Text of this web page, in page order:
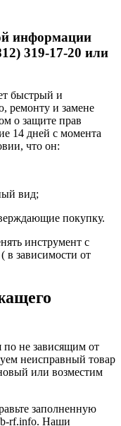
информации
319-17-20 или
быстрый и
ремонту и замене
о защите прав
14 дней с момента
что он:
вид;
покупку.
инструмент с
в зависимости от
по не зависящим от
неисправный товар
или возместим
заполненную
rf.info. Наши